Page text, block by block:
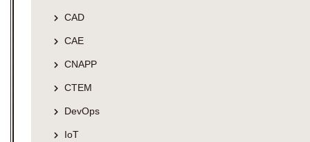
CAD
CAE
CNAPP
CTEM
DevOps
IoT